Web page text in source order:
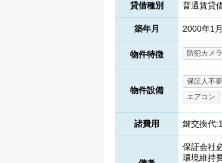
貸借種別 普通賃貸
築年月 2000年1月
物件特徴 防犯カメラ
物件設備
保証人不要
エアコン
諸費用 鍵交換代
保証会社
環境維持